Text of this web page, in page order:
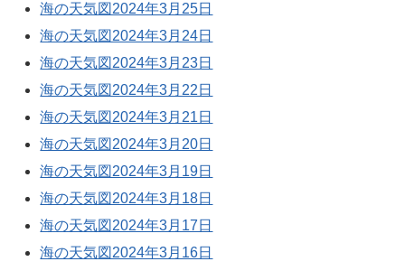
海の天気図2024年3月25日
海の天気図2024年3月24日
海の天気図2024年3月23日
海の天気図2024年3月22日
海の天気図2024年3月21日
海の天気図2024年3月20日
海の天気図2024年3月19日
海の天気図2024年3月18日
海の天気図2024年3月17日
海の天気図2024年3月16日